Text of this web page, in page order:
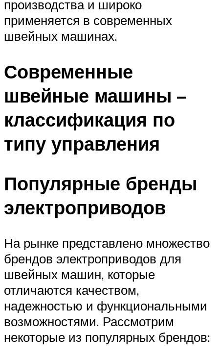
производства и широко
применяется в современных
швейных машинах.
Современные
швейные машины –
классификация по
типу управления
Популярные бренды
электроприводов
На рынке представлено множество
брендов электроприводов для
швейных машин, которые
отличаются качеством,
надежностью и функциональными
возможностями. Рассмотрим
некоторые из популярных брендов: